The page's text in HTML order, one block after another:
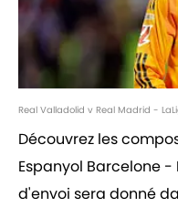
Real Valladolid v Real Madrid -
Découvrez les
Espanyol Barcelone
d'envoi sera donné